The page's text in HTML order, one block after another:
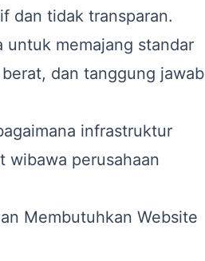
dan tidak transparan.
untuk memajang standar
dan tanggung jawab
infrastruktur
wibawa perusahaan
Membutuhkan Website